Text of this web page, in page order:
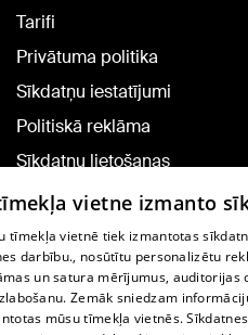
Tarifi
Privātuma politika
Sīkdatņu iestatījumi
Politiskā reklāma
Sīkdatņu lietošanas
noteikumi
Komentāru pievienošana
TV programma
Līguma noteikumi
vietne izmanto
tīmekļa vietnē tiek izmantotas
darbību., nosūtītu personalizētu
un satura mērījumus, auditorijas
Zemāk sniedzam
mūsu tīmekļa vietnēs.